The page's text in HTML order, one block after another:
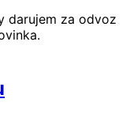
darujem za odvoz